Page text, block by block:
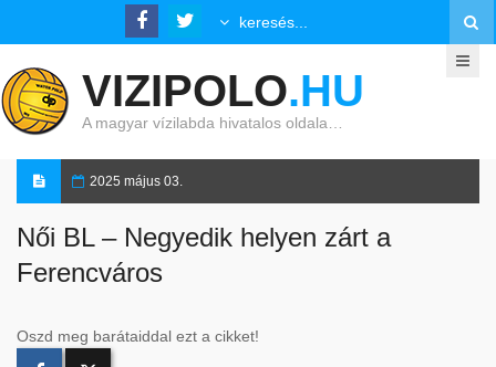
VIZIPOLO.HU
A magyar vízilabda hivatalos oldala…
2025 május 03.
Női BL – Negyedik helyen zárt a
Ferencváros
Oszd meg barátaiddal ezt a cikket!